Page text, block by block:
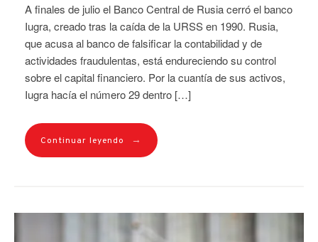
A finales de julio el Banco Central de Rusia cerró el banco
Iugra, creado tras la caída de la URSS en 1990. Rusia,
que acusa al banco de falsificar la contabilidad y de
actividades fraudulentas, está endureciendo su control
sobre el capital financiero. Por la cuantía de sus activos,
Iugra hacía el número 29 dentro […]
Continuar leyendo →